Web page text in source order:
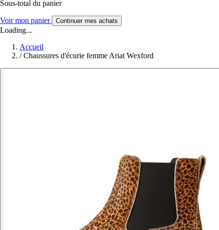
Sous-total du panier
Voir mon panier Continuer mes achats
Loading...
Accueil
/ Chaussures d'écurie femme Ariat Wexford